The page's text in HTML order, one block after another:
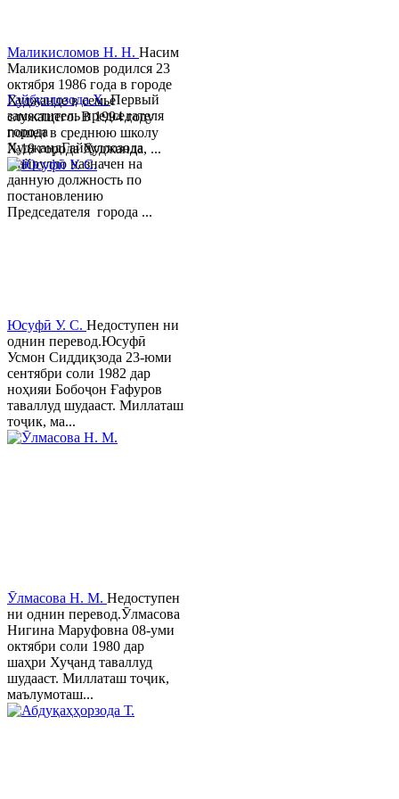
Гайбуллозода Х.Первый
заместитель председателя
города
ХуджандГайбуллозода
Хайрулло назначен на
данную должность по
постановлению
Председателя города ...
Маликисломов Н. Н. Насим
Маликисломов родился 23
октября 1986 года в городе
Худжанде в семье
служащего. В 1994 году
пошел в среднюю школу
№18 города Худжанда, ...
Юсуфӣ У. C. Недоступен ни
однин перевод.Юсуфӣ
Усмон Сиддиқзода 23-юми
сентябри соли 1982 дар
ноҳияи Бобоҷон Ғафуров
таваллуд шудааст. Миллаташ
тоҷик, ма...
Ӯлмасова Н. М. Недоступен
ни однин перевод.Ӯлмасова
Нигина Маруфовна 08-уми
октябри соли 1980 дар
шаҳри Хуҷанд таваллуд
шудааст. Миллаташ тоҷик,
маълумоташ...